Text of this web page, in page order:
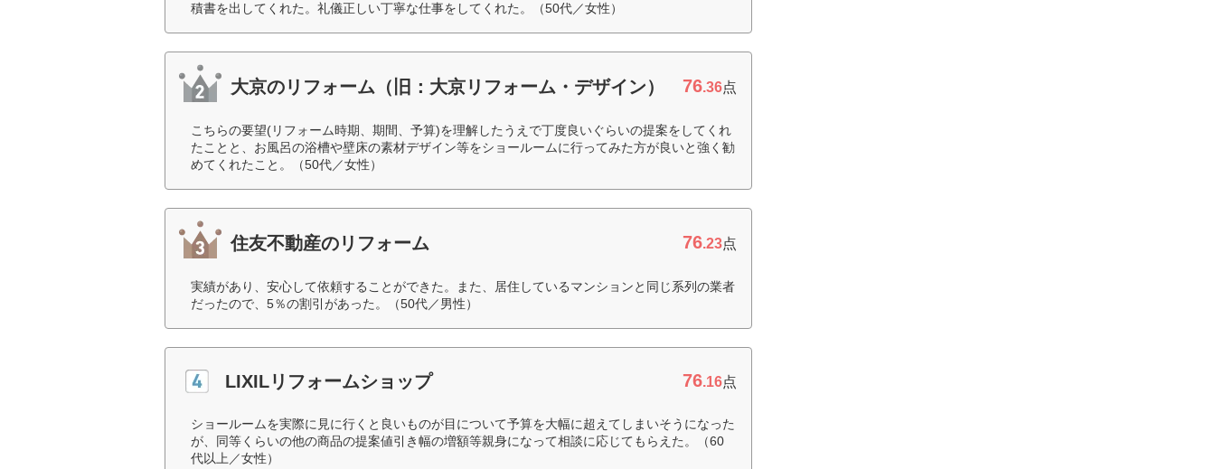
積書を出してくれた。礼儀正しい丁寧な仕事をしてくれた。（50代／女性）
大京のリフォーム（旧：大京リフォーム・デザイン） 76.36点
こちらの要望(リフォーム時期、期間、予算)を理解したうえで丁度良いぐらいの提案をしてくれ
たことと、お風呂の浴槽や壁床の素材デザイン等をショールームに行ってみた方が良いと強く勧
めてくれたこと。（50代／女性）
住友不動産のリフォーム 76.23点
実績があり、安心して依頼することができた。また、居住しているマンションと同じ系列の業者
だったので、5％の割引があった。（50代／男性）
LIXILリフォームショップ 76.16点
ショールームを実際に見に行くと良いものが目について予算を大幅に超えてしまいそうになった
が、同等くらいの他の商品の提案値引き幅の増額等親身になって相談に応じてもらえた。（60
代以上／女性）